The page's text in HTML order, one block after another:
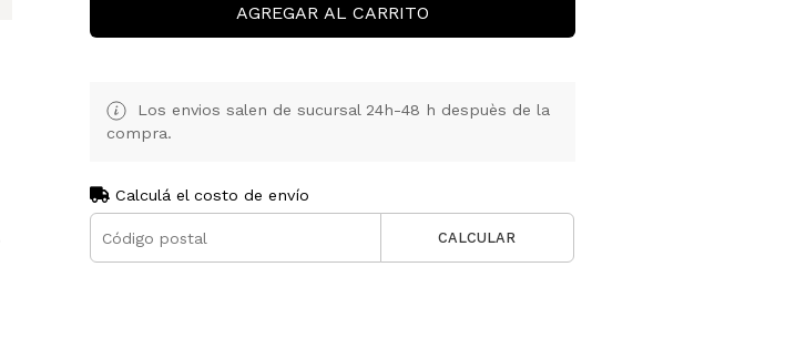
AGREGAR AL CARRITO
Los envios salen de sucursal 24h-48 h despuès de la
compra.
Calculá el costo de envío
CALCULAR